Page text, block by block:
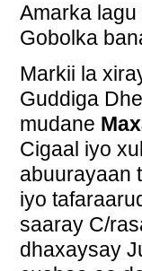
Amarka
Gobolka
Markii la
Guddiga
mudane
Cigaal iyo
abuurayaan
iyo
saaray C/
dhaxaysay